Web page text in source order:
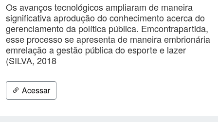
Os avanços tecnológicos ampliaram de maneira
significativa aprodução do conhecimento acerca do
gerenciamento da política pública. Emcontrapartida,
esse processo se apresenta de maneira embrionária
emrelação a gestão pública do esporte e lazer
(SILVA, 2018
Acessar